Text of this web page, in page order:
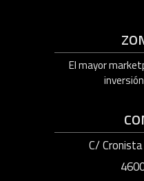
El mayor
C/